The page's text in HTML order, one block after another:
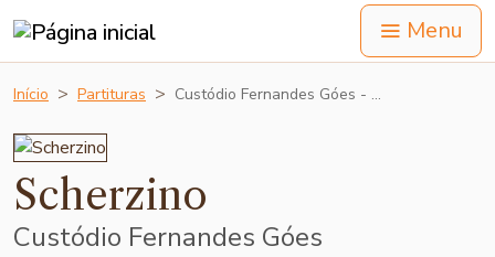
Menu
Início Partituras Custódio Fernandes Góes - …
Scherzino
Custódio Fernandes Góes